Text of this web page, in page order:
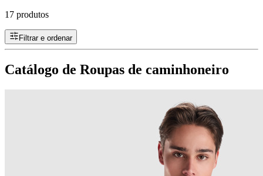
17 produtos
Filtrar e ordenar
Catálogo de Roupas de caminhoneiro